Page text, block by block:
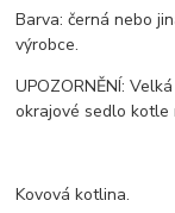
Barva: černá nebo
výrobce.
UPOZORNĚNÍ:
okrajové sedlo kotle
Kovová kotlina.